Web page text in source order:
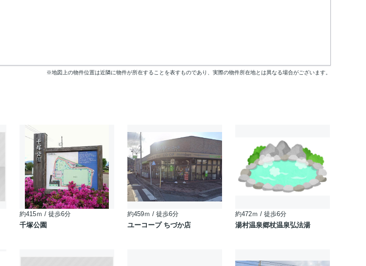
※地図上の物件位置は近隣に物件が所在することを表すものであり、実際の物件所在地とは異なる場合がございます。
約415ｍ / 徒歩6分
千塚公園
約459ｍ / 徒歩6分
ユーコープ ちづか店
約472ｍ / 徒歩6分
湯村温泉郷杖温泉弘法湯